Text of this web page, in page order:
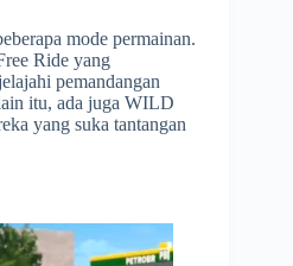
mode permainan.
Ride yang
pemandangan
itu, ada juga WILD
yang suka tantangan